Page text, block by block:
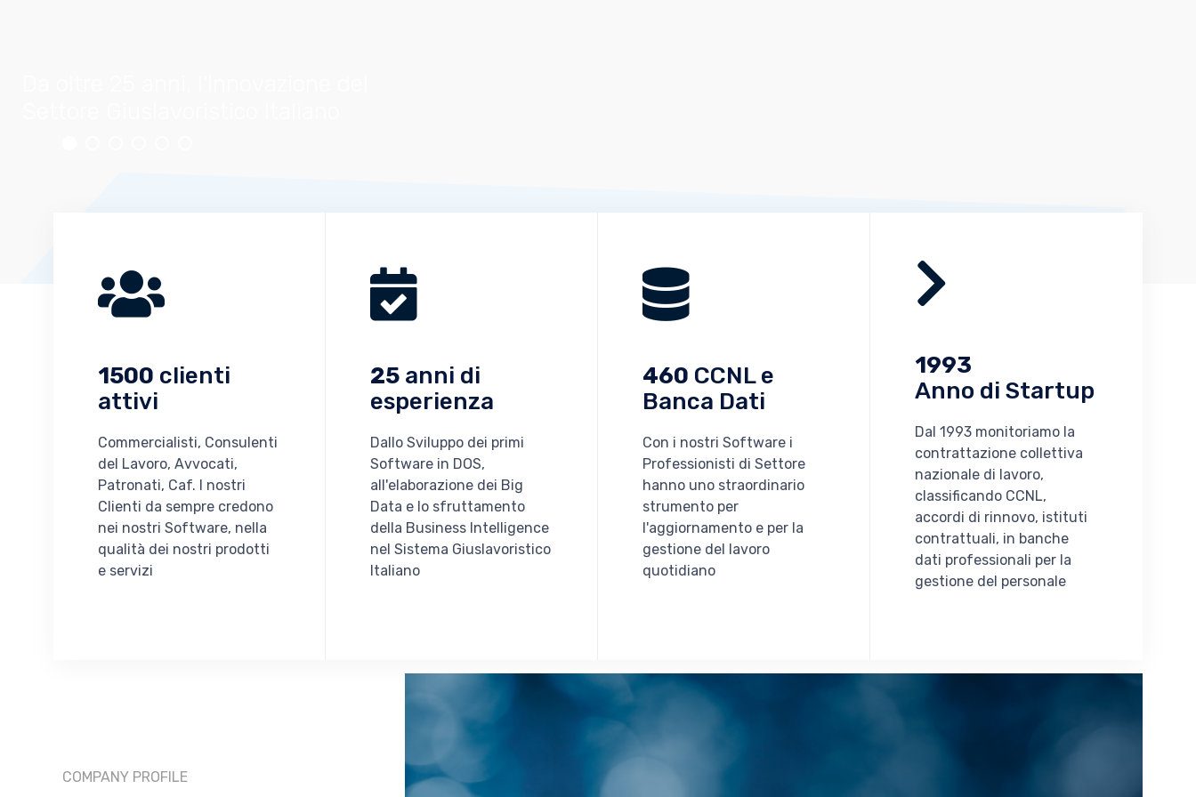
1500 clienti
attivi
Commercialisti, Consulenti
del Lavoro, Avvocati,
Patronati, Caf. I nostri
Clienti da sempre credono
nei nostri Software, nella
qualità dei nostri prodotti
e servizi
25 anni di
esperienza
Dallo Sviluppo dei primi
Software in DOS,
all'elaborazione dei Big
Data e lo sfruttamento
della Business Intelligence
nel Sistema Giuslavoristico
Italiano
460 CCNL e
Banca Dati
Con i nostri Software i
Professionisti di Settore
hanno uno straordinario
strumento per
l'aggiornamento e per la
gestione del lavoro
quotidiano
1993
Anno di Startup
Dal 1993 monitoriamo la
contrattazione collettiva
nazionale di lavoro,
classificando CCNL,
accordi di rinnovo, istituti
contrattuali, in banche
dati professionali per la
gestione del personale
COMPANY PROFILE